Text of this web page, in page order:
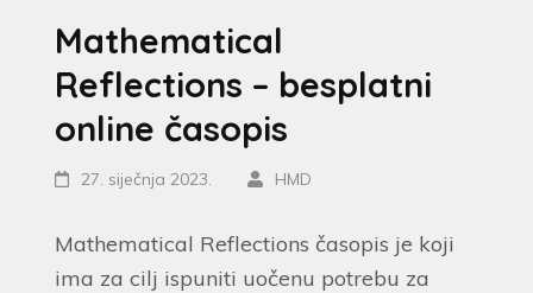
Mathematical
Reflections – besplatni
online časopis
27. siječnja 2023. HMD
Mathematical Reflections časopis je koji
ima za cilj ispuniti uočenu potrebu za